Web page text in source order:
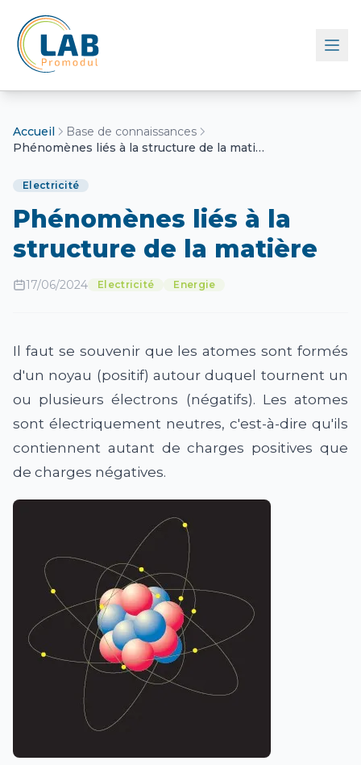
Retour à l'accueil
Accueil
Base de connaissances
Phénomènes liés à la structure de la matière
Electricité
Phénomènes liés à la
structure de la matière
17/06/2024 Electricité Energie
Il faut se souvenir que les atomes sont formés
d'un noyau (positif) autour duquel tournent un
ou plusieurs électrons (négatifs). Les atomes
sont électriquement neutres, c'est-à-dire qu'ils
contiennent autant de charges positives que
de charges négatives.